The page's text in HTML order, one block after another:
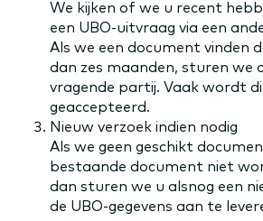
We kijken of we u recent
een UBO-uitvraag via een
Als we een document vinden
dan zes maanden, sturen we
vragende partij. Vaak wordt
geaccepteerd.
Nieuw verzoek indien nodig
Als we geen geschikt
bestaande document niet
dan sturen we u alsnog een
de UBO-gegevens aan te